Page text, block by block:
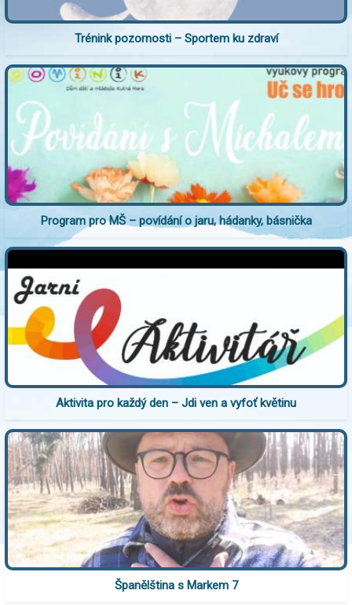
Trénink pozornosti – Sportem ku zdraví
Program pro MŠ – povídání o jaru, hádanky, básnička
Aktivita pro každý den – Jdi ven a vyfoť květinu
Španělština s Markem 7